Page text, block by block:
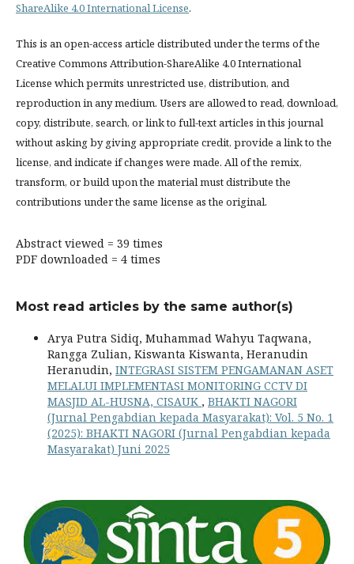
ShareAlike 4.0 International License.
This is an open-access article distributed under the terms of the
Creative Commons Attribution-ShareAlike 4.0 International
License which permits unrestricted use, distribution, and
reproduction in any medium. Users are allowed to read, download,
copy, distribute, search, or link to full-text articles in this journal
without asking by giving appropriate credit, provide a link to the
license, and indicate if changes were made. All of the remix,
transform, or build upon the material must distribute the
contributions under the same license as the original.
Abstract viewed = 39 times
PDF downloaded = 4 times
Most read articles by the same author(s)
Arya Putra Sidiq, Muhammad Wahyu Taqwana,
Rangga Zulian, Kiswanta Kiswanta, Heranudin
Heranudin, INTEGRASI SISTEM PENGAMANAN ASET
MELALUI IMPLEMENTASI MONITORING CCTV DI
MASJID AL-HUSNA, CISAUK , BHAKTI NAGORI
(Jurnal Pengabdian kepada Masyarakat): Vol. 5 No. 1
(2025): BHAKTI NAGORI (Jurnal Pengabdian kepada
Masyarakat) Juni 2025